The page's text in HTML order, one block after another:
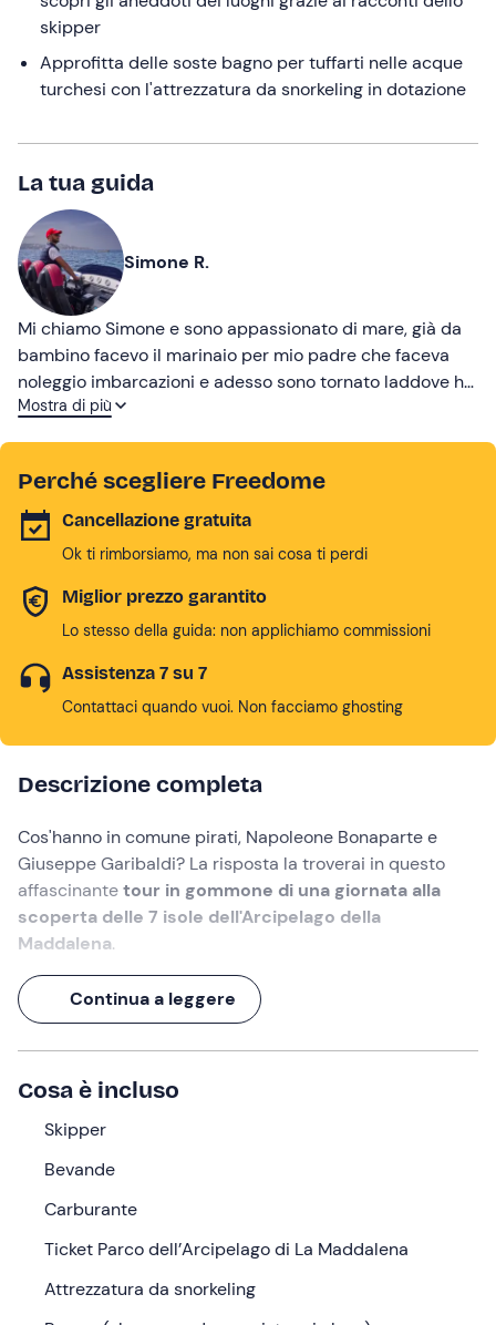
skipper
Approfitta delle soste bagno per tuffarti nelle acque
turchesi con l'attrezzatura da snorkeling in dotazione
La tua guida
Simone R.
Mi chiamo Simone e sono appassionato di mare, già da
bambino facevo il marinaio per mio padre che faceva
noleggio imbarcazioni e adesso sono tornato laddove ho
lasciato il cuore.
Mostra di più
Perché scegliere Freedome
Cancellazione gratuita
Ok ti rimborsiamo, ma non sai cosa ti perdi
Miglior prezzo garantito
Lo stesso della guida: non applichiamo commissioni
Assistenza 7 su 7
Contattaci quando vuoi. Non facciamo ghosting
Descrizione completa
Cos'hanno in comune pirati, Napoleone Bonaparte e
Giuseppe Garibaldi? La risposta la troverai in questo
affascinantetour in gommone di una giornata alla
scoperta delle 7 isole dell'Arcipelago della
Maddalena.
Questo piccolo angolo di paradiso della
nord
è infatti un tesoro che custodisce immensi gioielli
Scopri Santo Stefano
Maddalena. Ammira l'isola di
Cosa faremo
L'appuntamento è alle ore 10:30 a Palau . In loco
skipper alle ore 11:00
iniziare la nostra escursione che prevede
isole dell'Arcipelago della Maddalena , accompagnati
Continua a leggere
Cosa è incluso
Skipper
Bevande
Carburante
Ticket Parco dell’Arcipelago di La Maddalena
Attrezzatura da snorkeling